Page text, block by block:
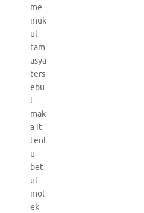
me
muk
ul
tam
asya
ters
ebu
t
mak
a it
tent
u
bet
ul
mol
ek